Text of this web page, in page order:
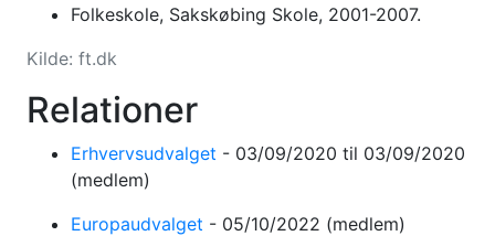
Folkeskole, Sakskøbing Skole, 2001-2007.
Kilde: ft.dk
Relationer
Erhvervsudvalget - 03/09/2020 til 03/09/2020
(medlem)
Europaudvalget - 05/10/2022 (medlem)